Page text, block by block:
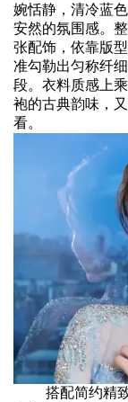
婉恬静，清冷蓝
安然的氛围感。
张配饰，依靠版
准勾勒出匀称纤
段。衣料质感上
袍的古典韵味，
看。
搭配简约精致